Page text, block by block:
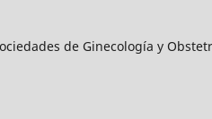
de Ginecología y